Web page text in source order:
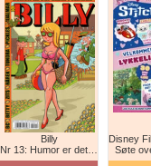
Billy
Nr 13: Humor er det beste forsvar!
Søte